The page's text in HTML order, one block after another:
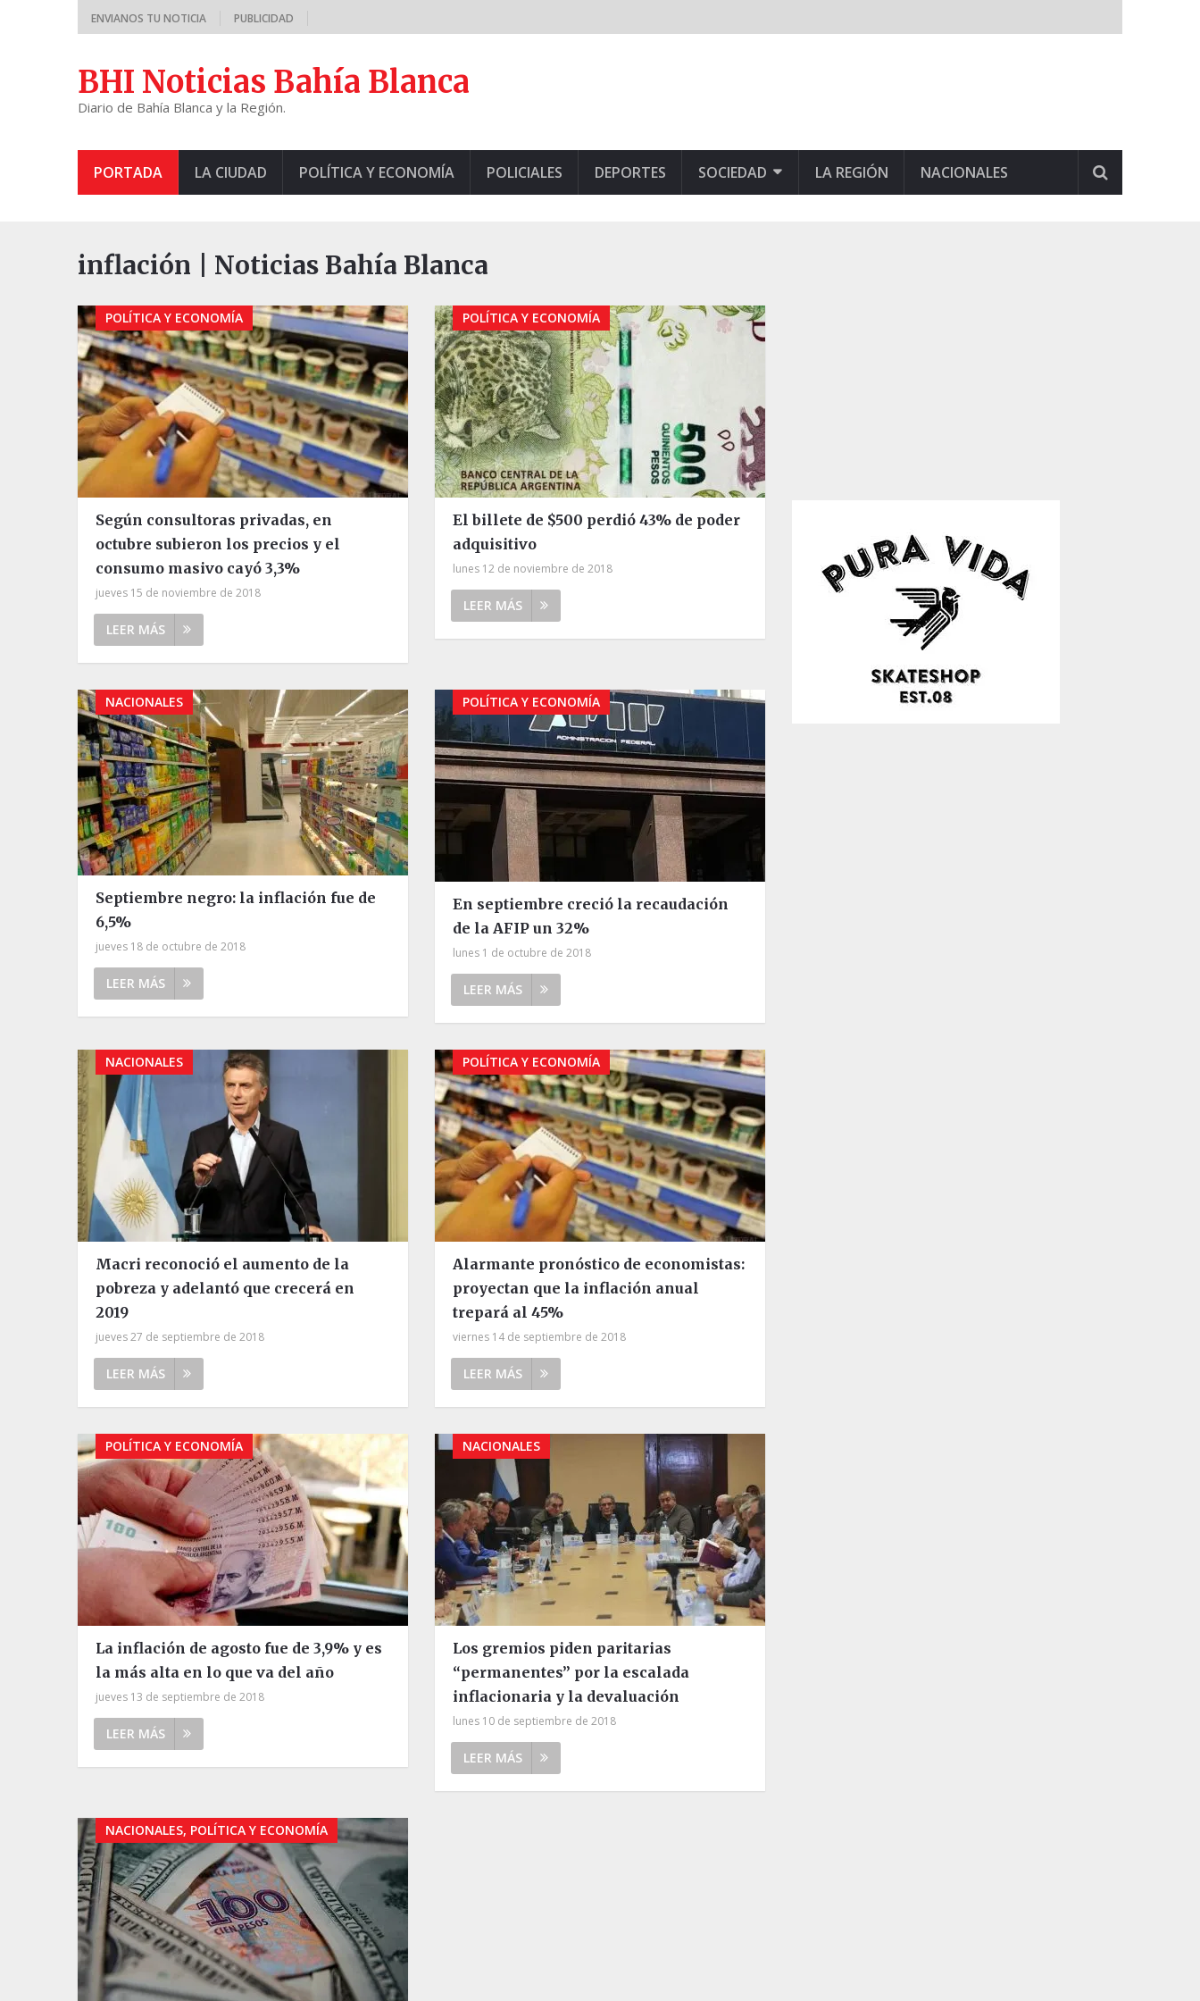
ENVIANOS TU NOTICIA PUBLICIDAD
BHI Noticias Bahía Blanca
Diario de Bahía Blanca y la Región.
PORTADA LA CIUDAD POLÍTICA Y ECONOMÍA POLICIALES DEPORTES SOCIEDAD LA REGIÓN NACIONALES
inflación | Noticias Bahía Blanca
POLÍTICA Y ECONOMÍA
Según consultoras privadas, en
octubre subieron los precios y el
consumo masivo cayó 3,3%
jueves 15 de noviembre de 2018
LEER MÁS
POLÍTICA Y ECONOMÍA
El billete de $500 perdió 43% de poder
adquisitivo
lunes 12 de noviembre de 2018
LEER MÁS
NACIONALES
Septiembre negro: la inflación fue de
6,5%
jueves 18 de octubre de 2018
LEER MÁS
POLÍTICA Y ECONOMÍA
En septiembre creció la recaudación
de la AFIP un 32%
lunes 1 de octubre de 2018
LEER MÁS
NACIONALES
Macri reconoció el aumento de la
pobreza y adelantó que crecerá en
2019
jueves 27 de septiembre de 2018
LEER MÁS
POLÍTICA Y ECONOMÍA
Alarmante pronóstico de economistas:
proyectan que la inflación anual
trepará al 45%
viernes 14 de septiembre de 2018
LEER MÁS
POLÍTICA Y ECONOMÍA
La inflación de agosto fue de 3,9% y es
la más alta en lo que va del año
jueves 13 de septiembre de 2018
LEER MÁS
NACIONALES
Los gremios piden paritarias
“permanentes” por la escalada
inflacionaria y la devaluación
lunes 10 de septiembre de 2018
LEER MÁS
NACIONALES, POLÍTICA Y ECONOMÍA